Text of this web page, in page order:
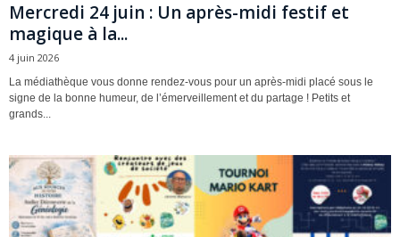
Mercredi 24 juin : Un après-midi festif et
magique à la...
4 juin 2026
La médiathèque vous donne rendez-vous pour un après-midi placé sous le
signe de la bonne humeur, de l’émerveillement et du partage ! Petits et
grands...